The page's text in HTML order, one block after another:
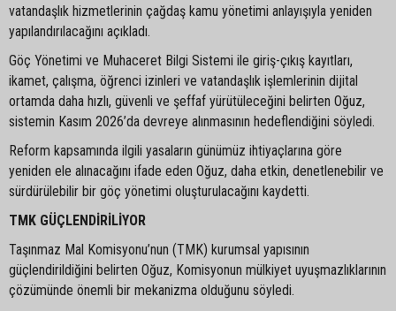
vatandaşlık hizmetlerinin çağdaş kamu yönetimi anlayışıyla yeniden
yapılandırılacağını açıkladı.
Göç Yönetimi ve Muhaceret Bilgi Sistemi ile giriş-çıkış kayıtları,
ikamet, çalışma, öğrenci izinleri ve vatandaşlık işlemlerinin dijital
ortamda daha hızlı, güvenli ve şeffaf yürütüleceğini belirten Oğuz,
sistemin Kasım 2026’da devreye alınmasının hedeflendiğini söyledi.
Reform kapsamında ilgili yasaların günümüz ihtiyaçlarına göre
yeniden ele alınacağını ifade eden Oğuz, daha etkin, denetlenebilir ve
sürdürülebilir bir göç yönetimi oluşturulacağını kaydetti.
TMK GÜÇLENDİRİLİYOR
Taşınmaz Mal Komisyonu’nun (TMK) kurumsal yapısının
güçlendirildiğini belirten Oğuz, Komisyonun mülkiyet uyuşmazlıklarının
çözümünde önemli bir mekanizma olduğunu söyledi.